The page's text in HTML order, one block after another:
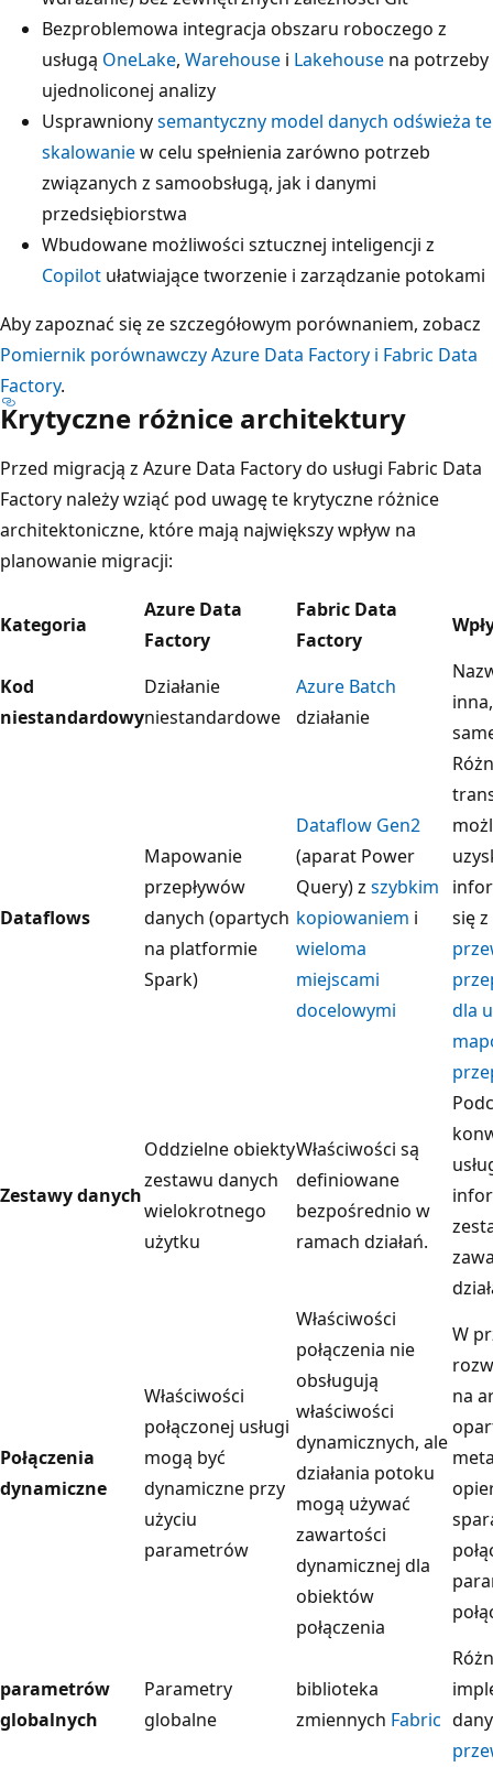
Bezproblemowa integracja obszaru roboczego z
usługą OneLake, Warehouse i Lakehouse na potrzeby
ujednoliconej analizy
Usprawnionysemantyczny model danych odświeża te
skalowaniew celu spełnienia zarówno potrzeb
związanych z samoobsługą, jak i danymi
przedsiębiorstwa
Wbudowane możliwości sztucznej inteligencji z
Copilot ułatwiające tworzenie i zarządzanie potokami
Aby zapoznać się ze szczegółowym porównaniem, zobacz
Pomiernik porównawczy Azure Data Factory i Fabric Data
Factory.
Krytyczne różnice architektury
Przed migracją z Azure Data Factory do usługi Fabric Data
Factory należy wziąć pod uwagę te krytyczne różnice
architektoniczne, które mają największy wpływ na
planowanie migracji:
Kategoria
Azure Data
Factory
Fabric Data
Factory
Kod
niestandardowy
Działanie
niestandardowe
Azure Batch
działanie
Dataflows
Mapowanie
przepływów
danych (opartych
na platformie
Spark)
Dataflow Gen2
(aparat Power
Query) z szybkim
kopiowaniem i
wieloma
miejscami
docelowymi
się
dla
Zestawy danych
Oddzielne obiekty
zestawu danych
wielokrotnego
użytku
Właściwości są
definiowane
bezpośrednio w
ramach działań.
Połączenia
dynamiczne
Właściwości
połączonej usługi
mogą być
dynamiczne przy
użyciu
parametrów
Właściwości
połączenia nie
obsługują
właściwości
dynamicznych, ale
działania potoku
mogą używać
zawartości
dynamicznej dla
obiektów
połączenia
W
na
parametrów
globalnych
Parametry
globalne
biblioteka
zmiennych Fabric